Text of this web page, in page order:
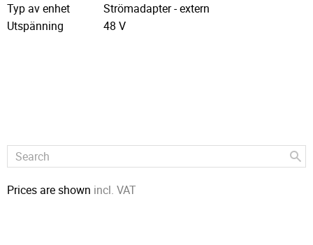
Typ av enhet
Strömadapter - extern
Utspänning
48 V
Prices are shown incl. VAT